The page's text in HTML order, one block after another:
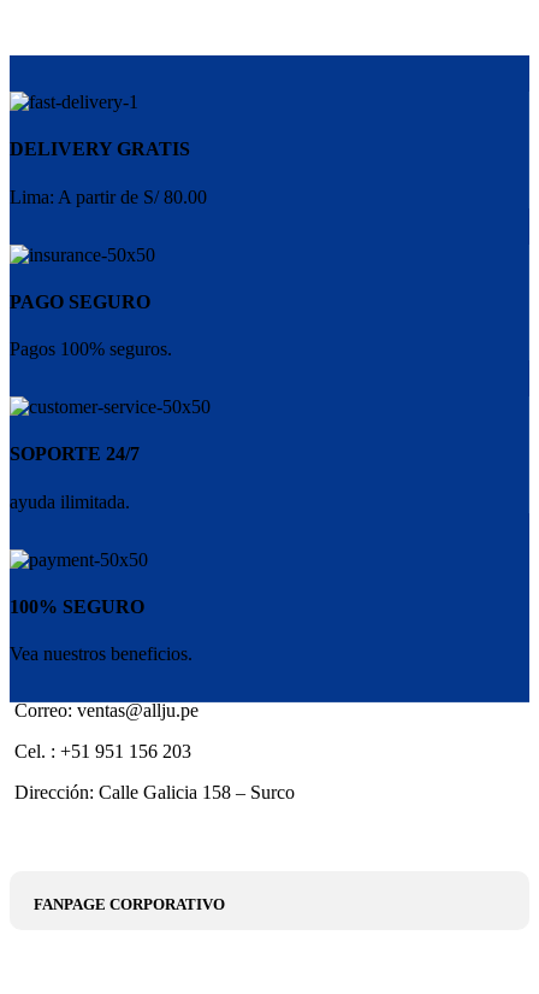
DELIVERY GRATIS
Lima: A partir de S/ 80.00
PAGO SEGURO
Pagos 100% seguros.
SOPORTE 24/7
ayuda ilimitada.
100% SEGURO
Vea nuestros beneficios.
Correo: ventas@allju.pe
Cel. : +51 951 156 203
Dirección: Calle Galicia 158 – Surco
FANPAGE CORPORATIVO